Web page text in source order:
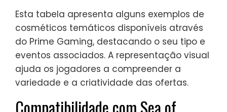
Esta tabela apresenta alguns exemplos de
cosméticos temáticos disponíveis através
do Prime Gaming, destacando o seu tipo e
eventos associados. A representação visual
ajuda os jogadores a compreender a
variedade e a criatividade das ofertas.
Compatibilidade com Sea of